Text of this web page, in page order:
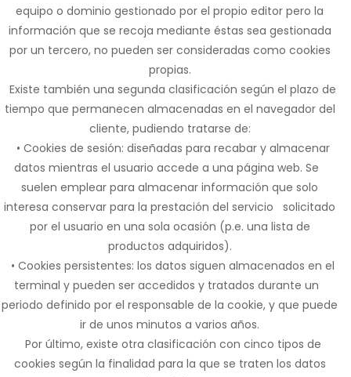
equipo o dominio gestionado por el propio editor pero la
información que se recoja mediante éstas sea gestionada
por un tercero, no pueden ser consideradas como cookies
propias.
Existe también una segunda clasificación según el plazo de
tiempo que permanecen almacenadas en el navegador del
cliente, pudiendo tratarse de:
• Cookies de sesión: diseñadas para recabar y almacenar
datos mientras el usuario accede a una página web. Se
suelen emplear para almacenar información que solo
interesa conservar para la prestación del servicio solicitado
por el usuario en una sola ocasión (p.e. una lista de
productos adquiridos).
• Cookies persistentes: los datos siguen almacenados en el
terminal y pueden ser accedidos y tratados durante un
periodo definido por el responsable de la cookie, y que puede
ir de unos minutos a varios años.
Por último, existe otra clasificación con cinco tipos de
cookies según la finalidad para la que se traten los datos